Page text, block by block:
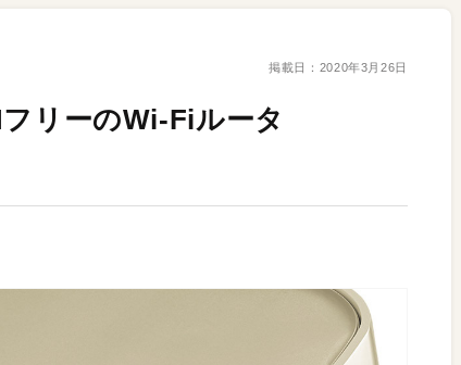
掲載日： 2020年3月26日
リーのWi-Fiルータ